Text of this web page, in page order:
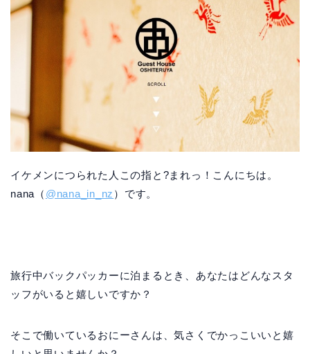
イケメンにつられた人この指と?まれっ！こんにちは。
nana（ @nana_in_nz ）です。
旅行中バックパッカーに泊まるとき、あなたはどんなスタ
ッフがいると嬉しいですか？
そこで働いているおにーさんは、気さくでかっこいいと嬉